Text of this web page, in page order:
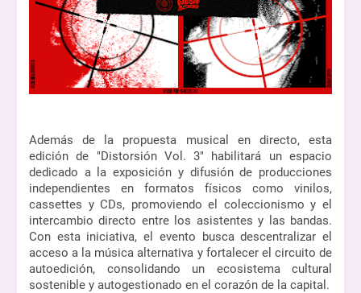
Además de la propuesta musical en directo, esta
edición de "Distorsión Vol. 3" habilitará un espacio
dedicado a la exposición y difusión de producciones
independientes en formatos físicos como vinilos,
cassettes y CDs, promoviendo el coleccionismo y el
intercambio directo entre los asistentes y las bandas.
Con esta iniciativa, el evento busca descentralizar el
acceso a la música alternativa y fortalecer el circuito de
autoedición, consolidando un ecosistema cultural
sostenible y autogestionado en el corazón de la capital.